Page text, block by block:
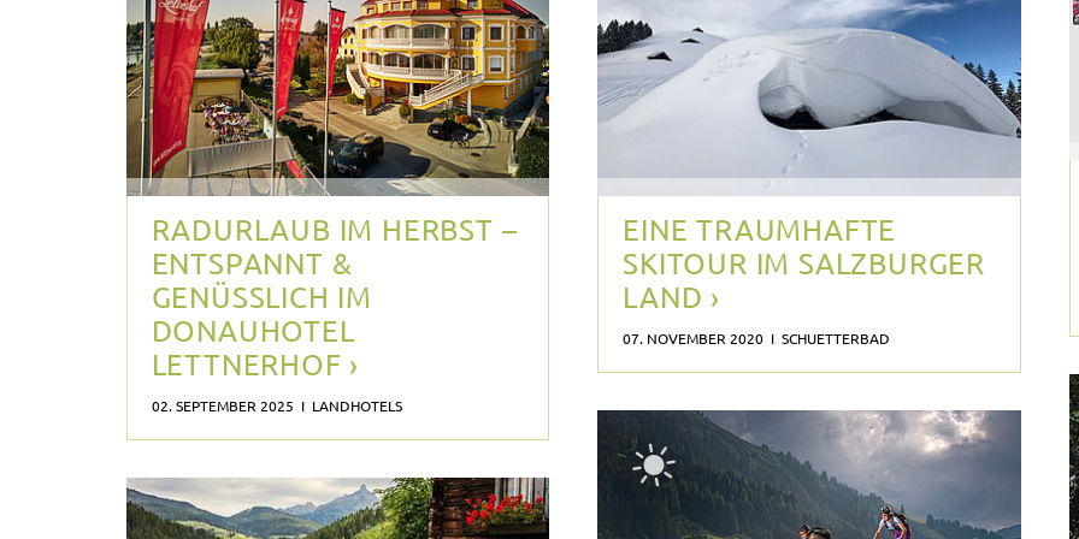
RADURLAUB IM HERBST –
ENTSPANNT &
GENÜSSLICH IM
DONAUHOTEL
LETTNERHOF ›
02. SEPTEMBER 2025 I LANDHOTELS
RADURLAUB IM
HERBST –
ENTSPANNT &
GENÜSSLICH IM
DONAUHOTEL
LETTNERHOF
DasDonauhotel Lettnerhofliegt
HERBSTLICHE
STERNFAHRTEN
RUNDUM –
EINE TRAUMHAFTE
SKITOUR IM SALZBURGER
LAND ›
07. NOVEMBER 2020 I SCHUETTERBAD